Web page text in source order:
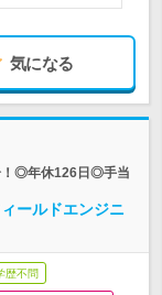
気になる
！◎年休126日◎手当
ールドエンジニ
歴不問